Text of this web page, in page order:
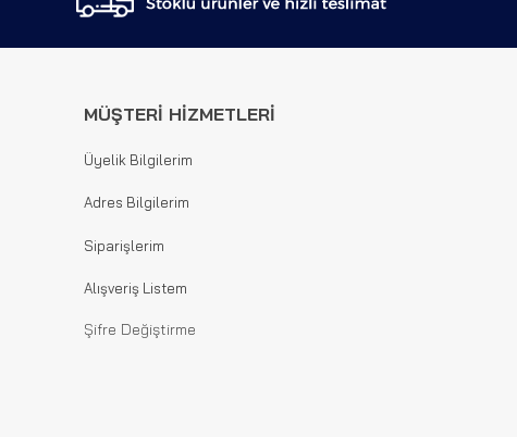
MÜŞTERİ HİZMETLERİ
Üyelik Bilgilerim
Adres Bilgilerim
Siparişlerim
Alışveriş Listem
Şifre Değiştirme